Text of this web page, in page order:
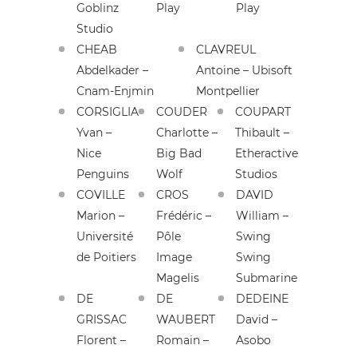
Goblinz
Studio
Play
Play
CHEAB
Abdelkader –
Cnam-Enjmin
CLAVREUL
Antoine – Ubisoft
Montpellier
CORSIGLIA
Yvan –
Nice
Penguins
COUDER
Charlotte –
Big Bad
Wolf
COUPART
Thibault –
Etheractive
Studios
COVILLE
Marion –
Université
de Poitiers
CROS
Frédéric –
Pôle
Image
Magelis
DAVID
William –
Swing
Swing
Submarine
DE
GRISSAC
Florent –
DE
WAUBERT
Romain –
DEDEINE
David –
Asobo